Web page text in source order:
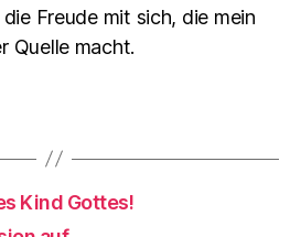
Freude mit sich, die mein
Quelle macht.
Kind Gottes!